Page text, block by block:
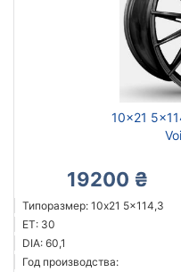
10x21
19200 ₴
Типоразмер: 10x21 5x114,3
ET: 30
DIA: 60,1
Год производства: